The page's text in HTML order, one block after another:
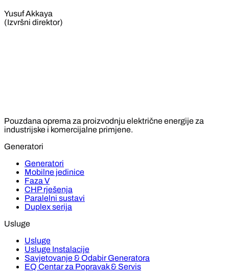
Yusuf Akkaya
(Izvršni direktor)
Pouzdana oprema za proizvodnju električne energije za
industrijske i komercijalne primjene.
Generatori
Generatori
Mobilne jedinice
Faza V
CHP rješenja
Paralelni sustavi
Duplex serija
Usluge
Usluge
Usluge Instalacije
Savjetovanje & Odabir Generatora
EQ Centar za Popravak & Servis